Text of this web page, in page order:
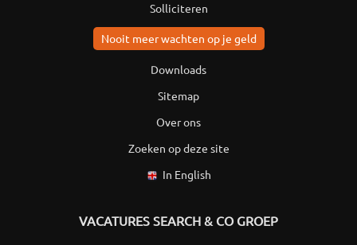
Solliciteren
Nooit meer wachten op je geld
Downloads
Sitemap
Over ons
Zoeken op deze site
In English
VACATURES SEARCH & CO GROEP